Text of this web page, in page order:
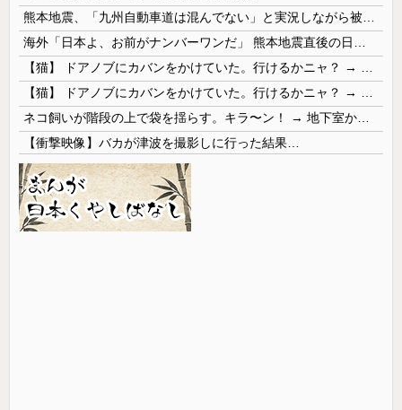
【衝撃映像】バカが津波を撮影しに行った結果…